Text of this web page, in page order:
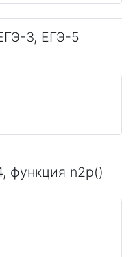
3, ЕГЭ-5
функция n2p()